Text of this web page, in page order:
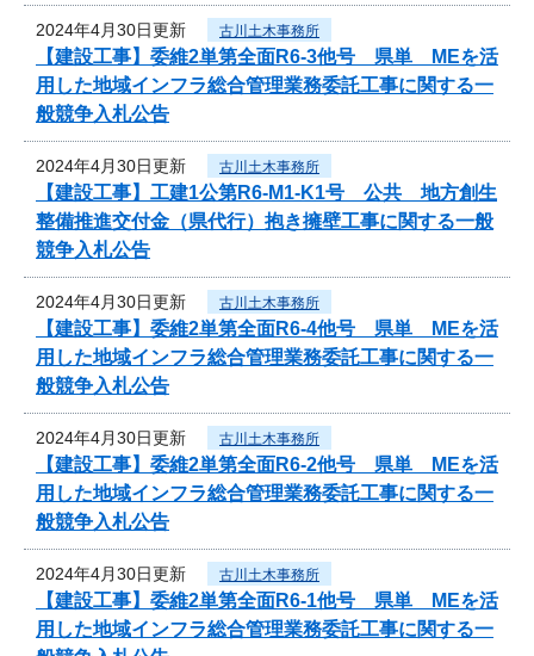
2024年4月30日更新 古川土木事務所
【建設工事】委維2単第全面R6-3他号 県単 MEを活
用した地域インフラ総合管理業務委託工事に関する一
般競争入札公告
2024年4月30日更新 古川土木事務所
【建設工事】工建1公第R6-M1-K1号 公共 地方創生
整備推進交付金（県代行）抱き擁壁工事に関する一般
競争入札公告
2024年4月30日更新 古川土木事務所
【建設工事】委維2単第全面R6-4他号 県単 MEを活
用した地域インフラ総合管理業務委託工事に関する一
般競争入札公告
2024年4月30日更新 古川土木事務所
【建設工事】委維2単第全面R6-2他号 県単 MEを活
用した地域インフラ総合管理業務委託工事に関する一
般競争入札公告
2024年4月30日更新 古川土木事務所
【建設工事】委維2単第全面R6-1他号 県単 MEを活
用した地域インフラ総合管理業務委託工事に関する一